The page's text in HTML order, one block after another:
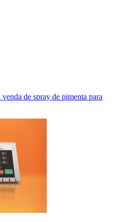
de spray de pimenta para